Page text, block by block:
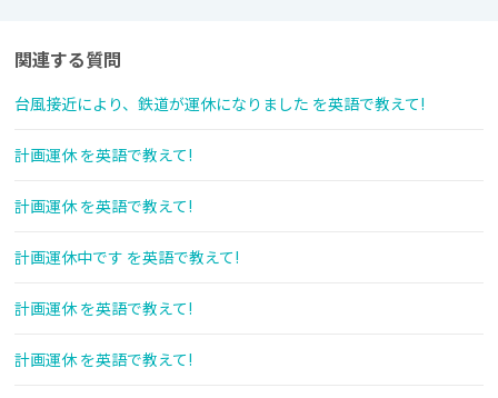
関連する質問
台風接近により、鉄道が運休になりました を英語で教えて!
計画運休 を英語で教えて!
計画運休 を英語で教えて!
計画運休中です を英語で教えて!
計画運休 を英語で教えて!
計画運休 を英語で教えて!